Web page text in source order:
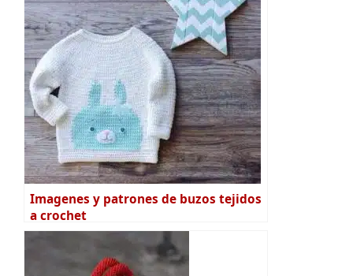
Imagenes y patrones de buzos tejidos
a crochet